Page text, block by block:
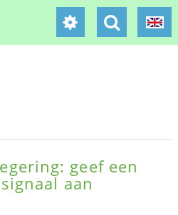
geef een
aan